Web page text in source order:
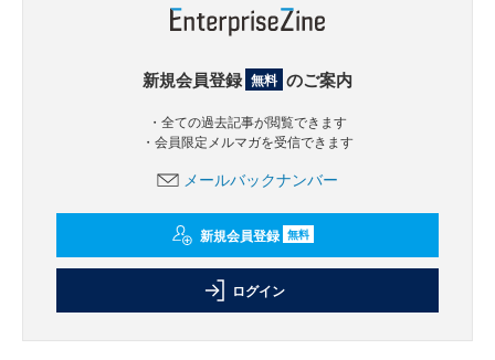
新規会員登録 無料 のご案内
・全ての過去記事が閲覧できます
・会員限定メルマガを受信できます
メールバックナンバー
新規会員登録 無料
ログイン